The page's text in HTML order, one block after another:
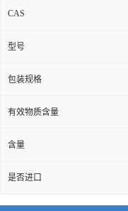
CAS
型号
包装规格
有效物质含量
含量
是否进口